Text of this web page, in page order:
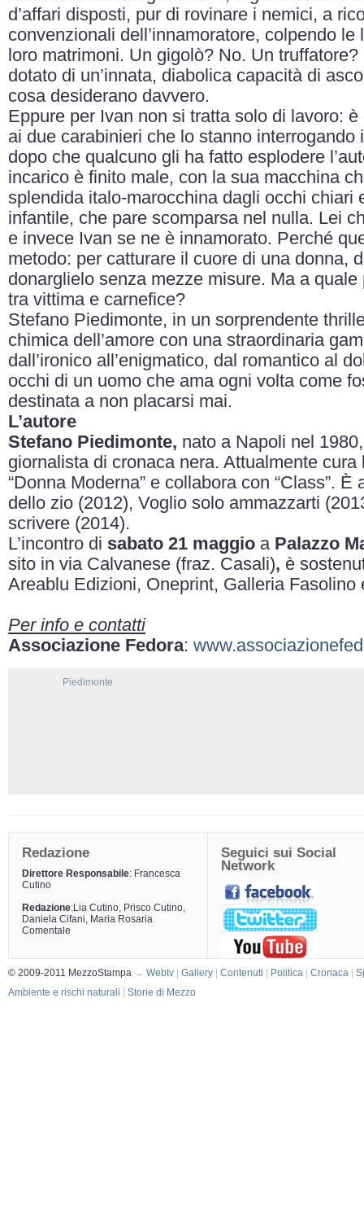
d’affari disposti, pur di rovinare i nemici, a
convenzionali dell’innamoratore, colpendo
loro matrimoni. Un gigolò? No. Un
dotato di un’innata, diabolica capacità di
cosa desiderano davvero.
Eppure per Ivan non si tratta solo di lavoro:
ai due carabinieri che lo stanno interrogando
dopo che qualcuno gli ha fatto esplodere
incarico è finito male, con la sua macchina
splendida italo-marocchina dagli occhi chiari
infantile, che pare scomparsa nel nulla. Lei
e invece Ivan se ne è innamorato. Perché
metodo: per catturare il cuore di una donna,
donarglielo senza mezze misure. Ma a
tra vittima e carnefice?
Stefano Piedimonte, in un sorprendente
chimica dell’amore con una straordinaria
dall’ironico all’enigmatico, dal romantico al
occhi di un uomo che ama ogni volta come
destinata a non placarsi mai.
L’autore
Stefano Piedimonte, nato a Napoli nel
giornalista di cronaca nera. Attualmente
“Donna Moderna” e collabora con “Class”.
dello zio (2012), Voglio solo ammazzarti
scrivere (2014).
L’incontro di sabato 21 maggio a Palazzo
sito in via Calvanese (fraz. Casali), è
Areablu Edizioni, Oneprint, Galleria Fasolino
Per info e contatti
Associazione Fedora:
Piedimonte
Redazione
Direttore Responsabile: Francesca
Cutino
Redazione:Lia Cutino, Prisco Cutino,
Daniela Cifani, Maria Rosaria
Comentale
Seguici sui Social
Network
© 2009-2011 MezzoStampa → Webtv Gallery Contenuti Politica Cronaca
Ambiente e rischi naturali Storie di Mezzo